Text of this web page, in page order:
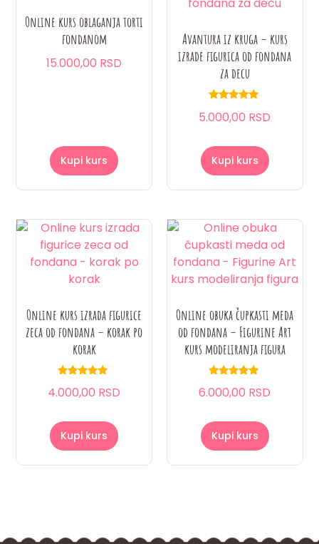
Online kurs oblaganja torti
fondanom
15.000,00 RSD
Kupi kurs
Avantura iz kruga – kurs
izrade figurica od fondana
za decu
sa
5.000,00 RSD
Kupi kurs
Online kurs izrada figurice
zeca od fondana – korak po
korak
sa
4.000,00 RSD
Kupi kurs
Online obuka čupkasti meda
od fondana – Figurine Art
kurs modeliranja figura
sa
6.000,00 RSD
Kupi kurs